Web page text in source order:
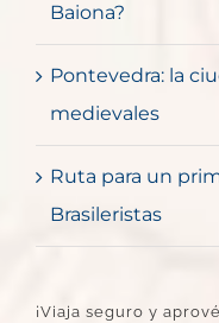
Baiona?
Pontevedra: la
medievales
Ruta para un
Brasileristas
¡Viaja seguro y